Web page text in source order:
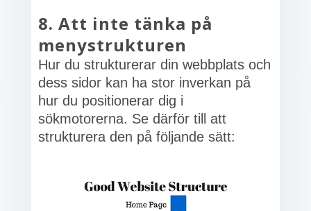
8. Att inte tänka på
menystrukturen
Hur du strukturerar din webbplats och
dess sidor kan ha stor inverkan på
hur du positionerar dig i
sökmotorerna. Se därför till att
strukturera den på följande sätt: